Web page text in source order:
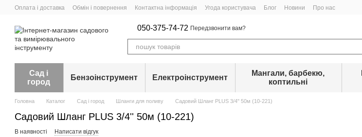
Перейти до основного контенту
Оплата і доставка Обмін і повернення Контактна інформація Угода користувача Блог Новини Про нас
050-375-74-72 Передзвонити вам?
Сад і
город
Бензоінструмент Електроінструмент
Мангали, барбекю,
коптильні
Головна Каталог Сад і город Шланги для поливу Садовий Шланг PLUS 3/4'' 50м (10-221)
Садовий Шланг PLUS 3/4'' 50м (10-221)
В наявності Написати відгук